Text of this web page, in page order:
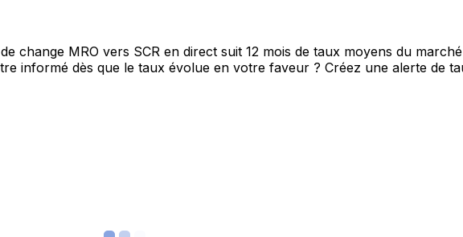
change MRO vers SCR en direct suit 12 mois de taux moyens du
informé dès que le taux évolue en votre faveur ? Créez une alerte de